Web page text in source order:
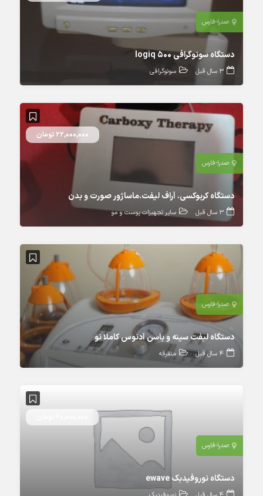
صدرا-فارس
دستگاه سونوگرافی logiq 500
3 سال قبل سونوگرافی
صدرا-فارس
22,000,000 تومان
دستگاه کربوکسی. آراف لیفت.ماساژور صورت و بدن
3 سال قبل سایر تجهیزات پوست و مو
صدرا-فارس
دستگاه لیفت سینه و باسن آدنوس کاملا نو
4 سال قبل متفرقه
صدرا-فارس
دستگاه نوروفیدبک ewave